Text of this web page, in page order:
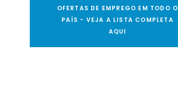
OFERTAS DE EMPREGO EM TODO O
PAÍS - VEJA A LISTA COMPLETA
AQUI